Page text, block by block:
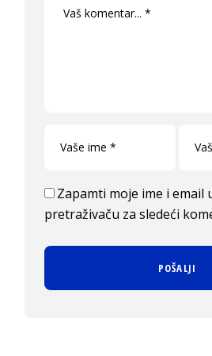
Zapamti moje ime i email
pretraživaču za sledeći